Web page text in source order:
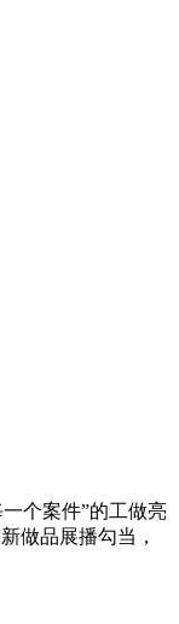
个案件”的工做亮
做品展播勾当，